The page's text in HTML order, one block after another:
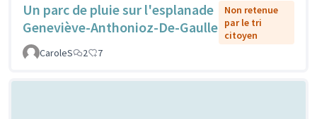
Un parc de pluie sur l'esplanade
Geneviève-Anthonioz-De-Gaulle
Non retenue
par le tri
citoyen
CaroleS
2 7